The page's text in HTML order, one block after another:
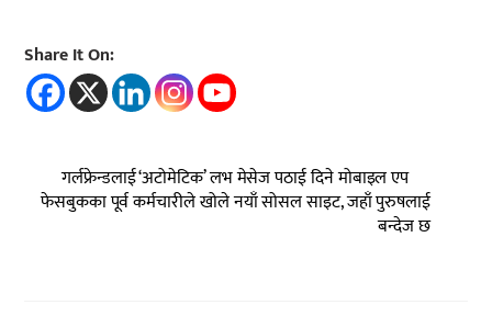
Share It On:
गर्लफ्रेन्डलाई ‘अटोमेटिक’ लभ मेसेज पठाई दिने मोबाइल एप
फेसबुकका पूर्व कर्मचारीले खोले नयाँ सोसल साइट, जहाँ पुरुषलाई
बन्देज छ